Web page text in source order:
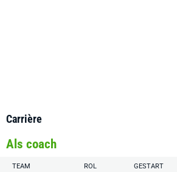
Carrière
Als coach
TEAM ROL GESTART